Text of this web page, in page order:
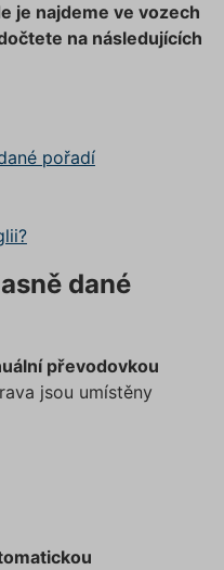
je najdeme ve vozech
na následujících
pořadí
dané
převodovkou
jsou umístěny